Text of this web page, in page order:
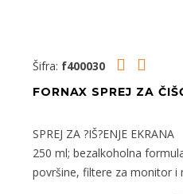
Šifra: f400030
FORNAX SPREJ ZA
SPREJ ZA ?IŠ?ENJE EKRANA
250 ml; bezalkoholna
površine, filtere za monitor i